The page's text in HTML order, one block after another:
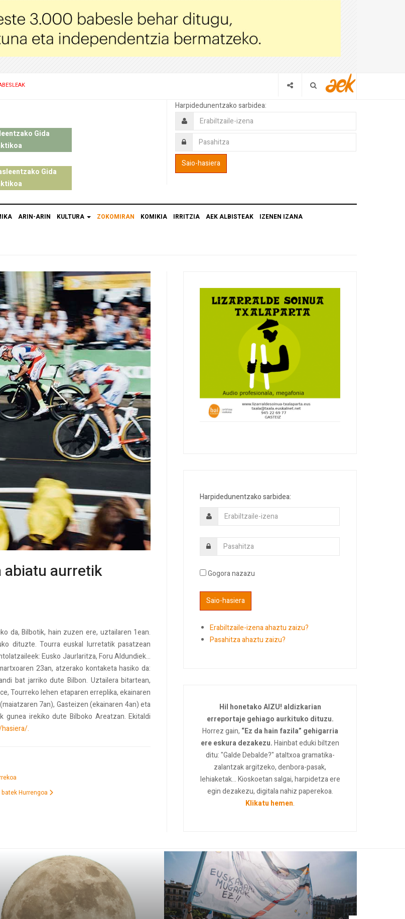
Gida
Gida
Harpidedunentzako sarbidea:
ARIN-ARIN KULTURA ZOKOMIRAN KOMIKIA IRRITZIA AEK ALBISTEAK IZENEN IZANA
abiatu aurretik
da, Bilbotik, hain zuzen ere, uztailaren 1ean.
dituzte. Tourra euskal lurretatik pasatzean
Eusko Jaurlaritza, Foru Aldundiek...
23an, atzerako kontaketa hasiko da:
bat jarriko dute Bilbon. Uztailera bitartean,
Tourreko lehen etaparen erreplika, ekainaren
7an), Gasteizen (ekainaren 4an) eta
gunea irekiko dute Bilboko Areatzan. Ekitaldi
.
batekHurrengoa
Harpidedunentzako sarbidea:
Gogora nazazu
Erabiltzaile-izena ahaztu zaizu?
Pasahitza ahaztu zaizu?
Hil honetako AIZU! aldizkarian
erreportaje gehiago aurkituko dituzu.
Horrez gain, “Ez da hain fazila” gehigarria
ere eskura dezakezu.Hainbat eduki biltzen
ditu: "Galde Debalde?" ataltxoa gramatika-
zalantzak argitzeko, denbora-pasak,
lehiaketak... Kioskoetan salgai, harpidetza ere
egin dezakezu, digitala nahiz paperekoa.
Klikatu hemen.